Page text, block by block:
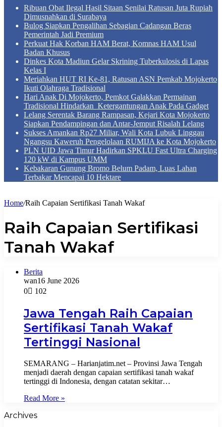
Ribuan Obat Ilegal Hasil Sitaan Senilai Ratusan Juta Rupiah
Dimusnahkan di Surabaya
Bulog Siapkan Pengalihan Sebagian Cadangan Beras
Pemerintah Jadi Premium
Perkuat Hak Korban HAM Berat, Komnas HAM Usul
Badan Khusus
Dinkes Kota Madiun Gelar Skrining Tuberkulosis di Lapas
Kelas I
Meriahkan HUT RI Ke-81, Ratusan ASN Pemkab Mojokerto
Ikuti Olahraga Tradisional
Hari Anak Di Mojokerto, Pemkot Galakkan Permainan
Tradisional Hindarkan Ketergantungan Anak Pada Gadget
Lelang Serentak Barang Rampasan, Kejari Kota Mojokerto
Siapkan Pendampingan dan Antar-Jemput Risalah Lelang
Sukses Amankan Rp27 Miliar, Wali Kota Lubuk Linggau
Ngangsu Kaweruh Pengelolaan RUMIJA ke Kota Mojokerto
PLN UID Jawa Timur Hadirkan SPKLU Fast Ultra Charging
120 kW di Kampus UMM
Kebakaran Gunung Bromo Belum Padam, Luas Lahan
Terbakar Mencapai 10 Hektare
Home/Raih Capaian Sertifikasi Tanah Wakaf
Raih Capaian Sertifikasi
Tanah Wakaf
Berita
wan16 June 2026
0
102
Jawa Tengah Raih Capaian
Sertifikasi Tanah Wakaf
Tertinggi Nasional
SEMARANG – Harianjatim.net – Provinsi Jawa Tengah
menjadi daerah dengan capaian sertifikasi tanah wakaf
tertinggi di Indonesia, dengan catatan sekitar…
Read More »
Archives